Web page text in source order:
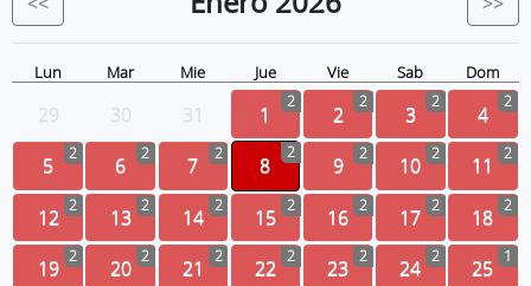
Lun Mar Mie Jue Vie Sab Dom
29 30 31 1 2 2 2 3 2 4 2
5 2 6 2 7 2 8
2
9 2 10 2 11 2
12 2 13 2 14 2 15 2 16 2 17 2 18 2
19 2 20 2 21 2 22 2 23 2 24 2 25 1